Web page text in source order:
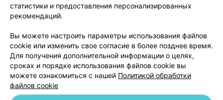
Добавить компанию
Добавить специалиста
статистики и предоставления персонализированных
рекомендаций.
Вы можете настроить параметры использования файлов
cookie или изменить свое согласие в более позднее время.
Для получения дополнительной информации о целях,
сроках и порядке использования файлов cookie вы
можете ознакомиться с нашей Политикой обработки
файлов cookie